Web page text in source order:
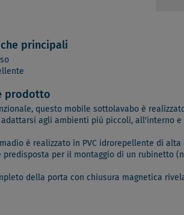
principali
prodotto
questo mobile sottolavabo è
agli ambienti più piccoli, all'interno
è realizzato in PVC idrorepellente di
predisposta per il montaggio di un rubinetto
della porta con chiusura magnetica